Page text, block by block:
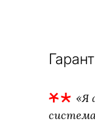
«Я